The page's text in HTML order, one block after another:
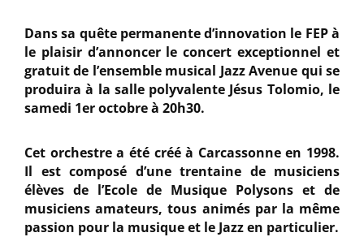
Dans sa quête permanente d’innovation le FEP à
le plaisir d’annoncer le concert exceptionnel et
gratuit de l’ensemble musical Jazz Avenue qui se
produira à la salle polyvalente Jésus Tolomio, le
samedi 1er octobre à 20h30.
Cet orchestre a été créé à Carcassonne en 1998.
Il est composé d’une trentaine de musiciens
élèves de l’Ecole de Musique Polysons et de
musiciens amateurs, tous animés par la même
passion pour la musique et le Jazz en particulier.